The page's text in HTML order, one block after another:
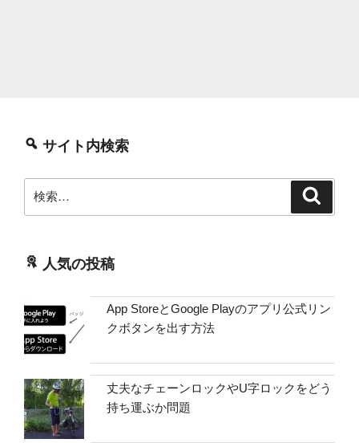
サイト内検索
索:
人気の投稿
App StoreとGoogle Playのアプリ公式リン
クボタンを出す方法
丈夫なチェーンロックやU字ロックをどう
持ち運ぶか問題